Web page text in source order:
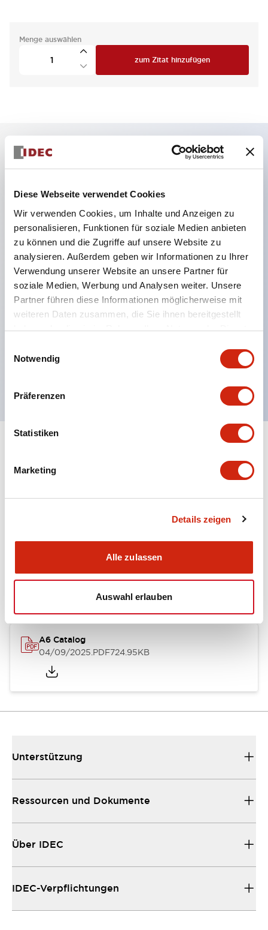
Diese Webseite verwendet Cookies
Wir verwenden Cookies, um Inhalte und Anzeigen zu
personalisieren, Funktionen für soziale Medien anbieten
zu können und die Zugriffe auf unsere Website zu
analysieren. Außerdem geben wir Informationen zu Ihrer
Verwendung unserer Website an unsere Partner für
soziale Medien, Werbung und Analysen weiter. Unsere
Partner führen diese Informationen möglicherweise mit
weiteren Daten zusammen, die Sie ihnen bereitgestellt
haben oder die sie im Rahmen Ihrer Nutzung der Dienste
Notwendig
Präferenzen
Statistiken
Marketing
Details zeigen
Alle zulassen
Auswahl erlauben
Menge auswählen
zum Zitat hinzufügen
Hauptmerkmale
Geeignet für ein breites Anwendungsspektrum
von der Konsumelektronik bis zum FA-Bereich
LED-Beleuchtungseinheit mit integriertem
strombegrenzendem Widerstand und Diode im
LED-Lampenkörper
Schutzarten IP40 und IP65 vollständig verfügbar
(IEC 60529)
UL- und CSA-zertifiziert. Entspricht EN (Europa)
Mit speziellem Zubehör leicht auf Φ22 Flash-
Other Specifications
Kataloge & Broschüren
A6 Catalog
04/09/2025.PDF724.95KB
Unterstützung
Ressourcen und Dokumente
Über IDEC
IDEC-Verpflichtungen